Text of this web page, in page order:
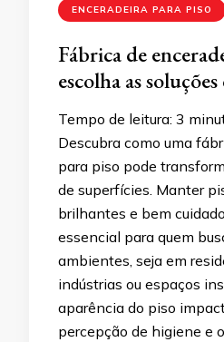
ENCERADEIRA PARA PISO
Fábrica de
escolha as
Tempo de leitura: 3
Descubra como uma
para piso pode
de superfícies. Manter
brilhantes e bem
essencial para quem
ambientes, seja em
indústrias ou espaços
aparência do piso
percepção de higiene e